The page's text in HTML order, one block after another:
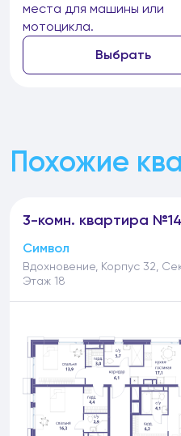
места для машины или
мотоцикла.
Выбрать
Похожие
3-комн. квартира
Символ
Вдохновение, Корпус 32,
Этаж 18